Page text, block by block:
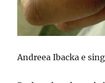
Andreea Ibacka e